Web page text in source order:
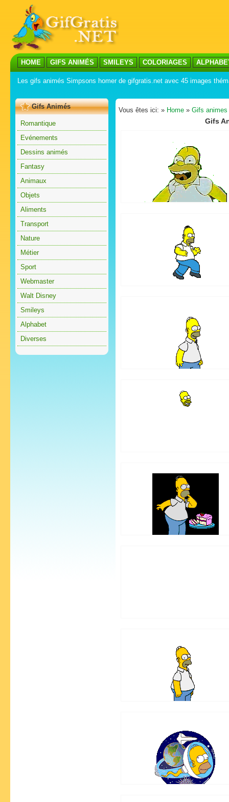
HOME GIFS ANIMÉS SMILEYS COLORIAGES
Les gifs animés Simpsons homer de gifgratis.net avec 45 images
Gifs Animés
Romantique
Evénements
Dessins animés
Fantasy
Animaux
Objets
Aliments
Transport
Nature
Métier
Sport
Webmaster
Walt Disney
Smileys
Alphabet
Diverses
Vous êtes ici: » Home » Gifs animes
Gifs